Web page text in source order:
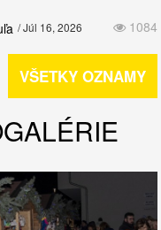
1084
/ Júl 16, 2026
VŠETKY OZNAMY